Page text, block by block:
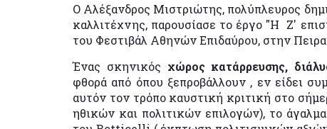
Ο Αλέξανδρος Μιστριώτης, πολύπλευρος
καλλιτέχνης, παρουσίασε το έργο "Η Ζ'
του Φεστιβάλ Αθηνών Επιδαύρου, στην
Ένας σκηνικός χώρος κατάρρευσης,
φθορά από όπου ξεπροβάλλουν , εν είδει
αυτόν τον τρόπο καυστική κριτική στο
ηθικών και πολιτικών επιλογών), το